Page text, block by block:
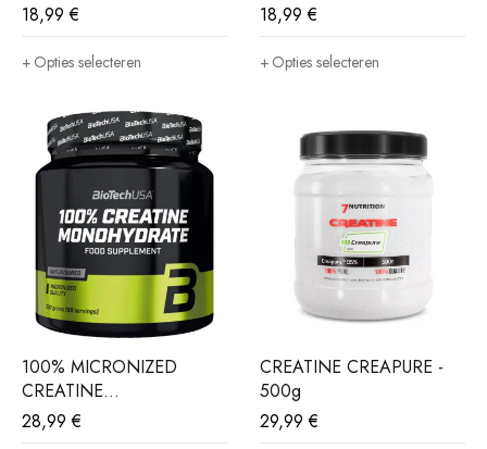
18,99€
Opties selecteren
18,99€
Opties selecteren
100% MICRONIZED
CREATINE
MONOHYDRATE - 300g
28,99€
CREATINE CREAPURE -
500g
29,99€